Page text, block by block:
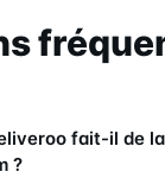
fait-il de
?